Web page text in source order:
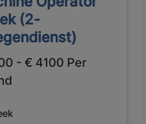
(2-
- € 4100 Per